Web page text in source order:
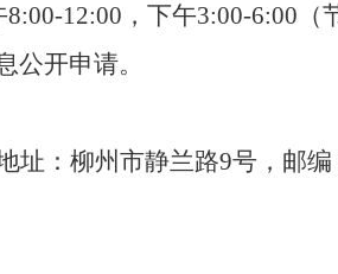
8:00-12:00，下午3:00-6:00（
开申请。
址：柳州市静兰路9号，邮编